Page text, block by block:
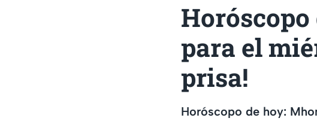
para el
prisa!
Horóscopo de hoy: